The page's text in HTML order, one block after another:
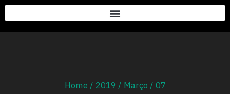
Home / 2019 / Março / 07